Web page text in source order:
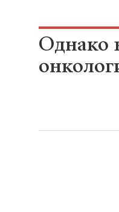
Однако